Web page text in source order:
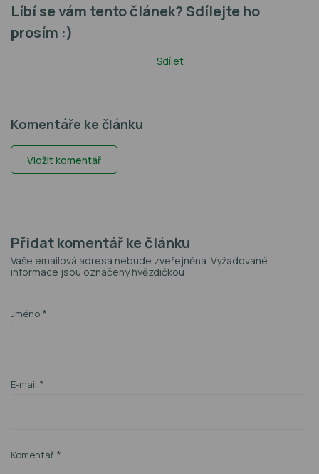
Líbí se vám tento článek? Sdílejte ho
prosím :)
Sdílet
Komentáře ke článku
Vložit komentář
Přidat komentář ke článku
Vaše emailová adresa nebude zveřejněna. Vyžadované
informace jsou označeny hvězdičkou
Jméno *
E-mail *
Komentář *